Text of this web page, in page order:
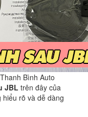
Bình Auto
JBL trên đây của
rõ và dễ dàng